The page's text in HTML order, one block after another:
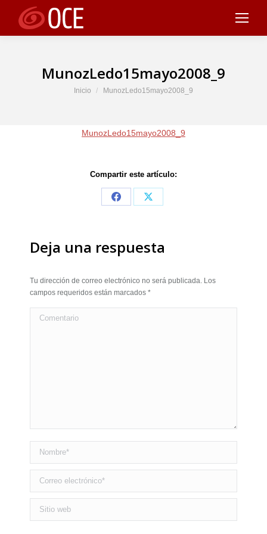
MunozLedo15mayo2008_9
Estás aquí:
Inicio MunozLedo15mayo2008_9
MunozLedo15mayo2008_9
Compartir este artículo:
Share
Share
Deja una respuesta
Tu dirección de correo electrónico no será publicada. Los
campos requeridos están marcados *
Comentario
Nombre *
Correo electrónico *
Sitio web